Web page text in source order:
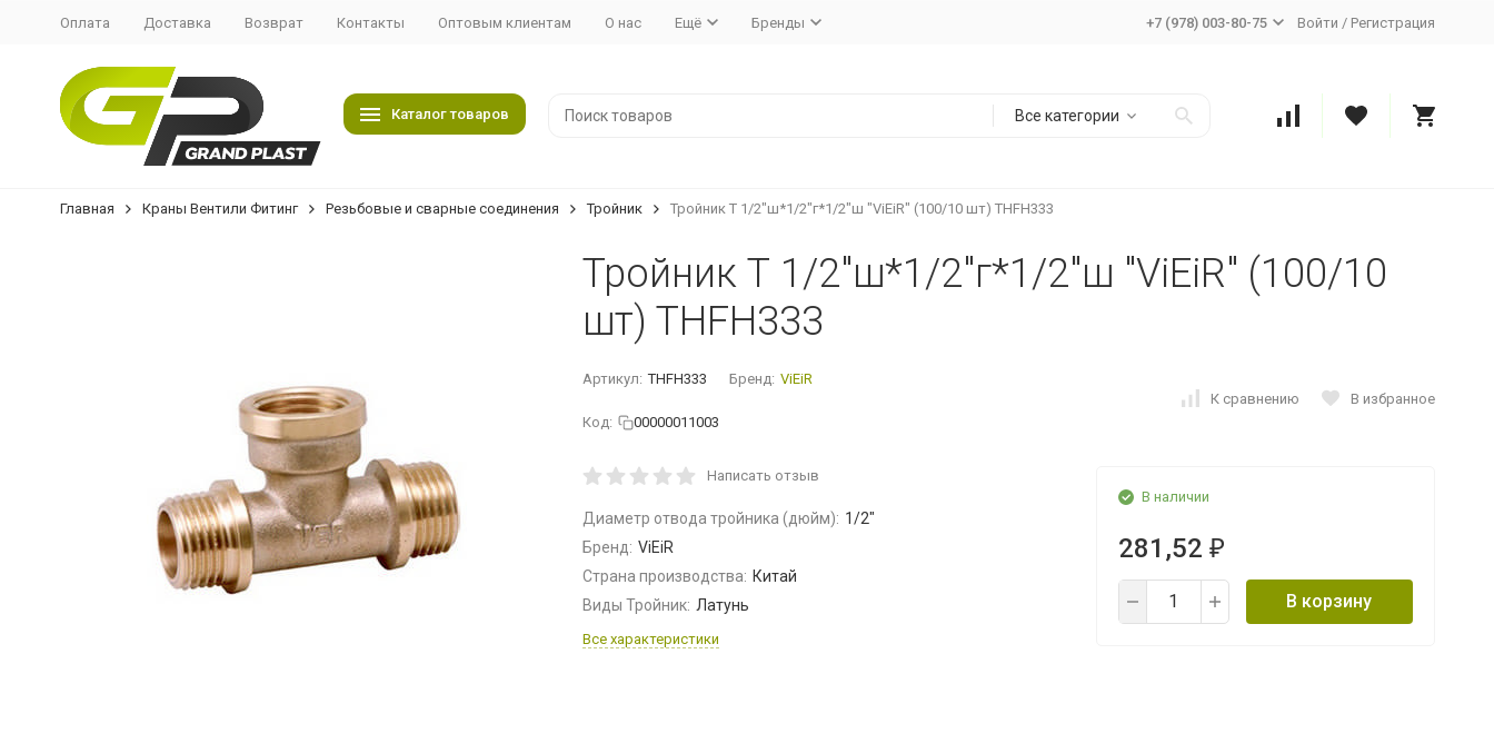
Оплата Доставка Возврат Контакты Оптовым клиентам О нас Ещё Бренды +7 (978) 003-80-75 Войти / Регистрация
Каталог товаров Все категории
Главная Краны Вентили Фитинг Резьбовые и сварные соединения Тройник Тройник Т 1/2"ш*1/2"г*1/2"ш "ViEiR" (100/10 шт) TНFН333
Тройник Т 1/2"ш*1/2"г*1/2"ш "ViEiR" (100/10
шт) TНFН333
Артикул: THFH333 Бренд: ViEiR
Код: 00000011003
К сравнению В избранное
Написать отзыв
Диаметр отвода тройника (дюйм): 1/2"
Бренд: ViEiR
Страна производства: Китай
Виды Тройник: Латунь
Все характеристики
В наличии
281,52 ₽
В корзину